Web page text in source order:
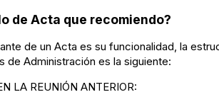
de Acta que recomiendo?
de un Acta es su funcionalidad, la
de Administración es la siguiente:
LA REUNIÓN ANTERIOR: